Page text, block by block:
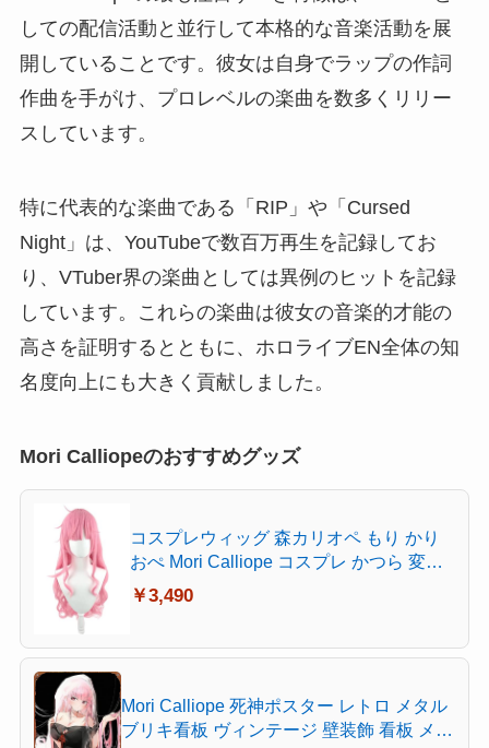
しての配信活動と並行して本格的な音楽活動を展
開していることです。彼女は自身でラップの作詞
作曲を手がけ、プロレベルの楽曲を数多くリリー
スしています。
特に代表的な楽曲である「RIP」や「Cursed
Night」は、YouTubeで数百万再生を記録してお
り、VTuber界の楽曲としては異例のヒットを記録
しています。これらの楽曲は彼女の音楽的才能の
高さを証明するとともに、ホロライブEN全体の知
名度向上にも大きく貢献しました。
Mori Calliopeのおすすめグッズ
コスプレウィッグ 森カリオペ もり かり
おぺ Mori Calliope コスプレ かつら 変装
用ウィッグ クリスマス ハロウィン 仮装
お祭り Cosplay コスプレ かつら 変装用
祭り Cosplay (カーリーヘアー)
￥3,490
Mori Calliope 死神ポスター レトロ メタル
ブリキ看板 ヴィンテージ 壁装飾 看板 メタ